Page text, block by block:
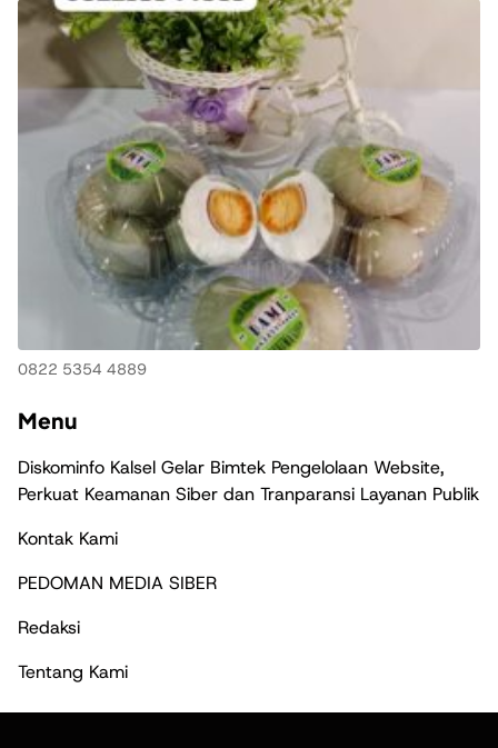
0822 5354 4889
Menu
Diskominfo Kalsel Gelar Bimtek Pengelolaan Website,
Perkuat Keamanan Siber dan Tranparansi Layanan Publik
Kontak Kami
PEDOMAN MEDIA SIBER
Redaksi
Tentang Kami